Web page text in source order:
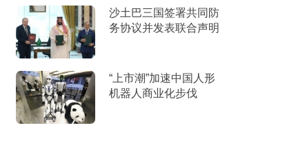
沙土巴三国签署共同防
务协议并发表联合声明
“上市潮”加速中国人形
机器人商业化步伐